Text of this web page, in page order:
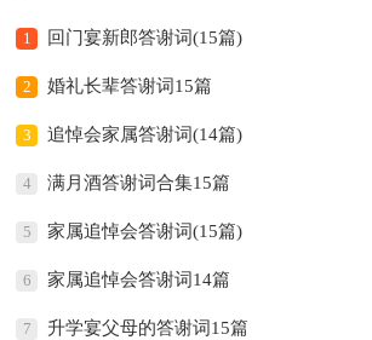
1 回门宴新郎答谢词(15篇)
2 婚礼长辈答谢词15篇
3 追悼会家属答谢词(14篇)
4 满月酒答谢词合集15篇
5 家属追悼会答谢词(15篇)
6 家属追悼会答谢词14篇
7 升学宴父母的答谢词15篇